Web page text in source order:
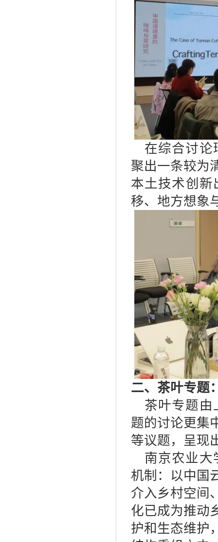
在综合讨论
聚出一条较为
本土技术创新
移、地方想象
二、茶叶专题
茶叶专题由
题的讨论更集
等议题，呈现
南京农业大
机制：以中国
介入乡村空间
化已成为推动
护和生态维护